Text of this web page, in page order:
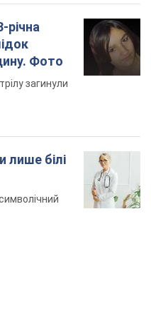
річна
Фото
загинули
лише білі